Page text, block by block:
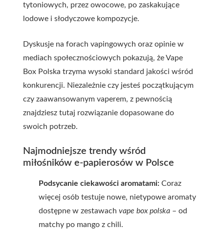
tytoniowych, przez owocowe, po zaskakujące
lodowe i słodyczowe kompozycje.
Dyskusje na forach vapingowych oraz opinie w
mediach społecznościowych pokazują, że Vape
Box Polska trzyma wysoki standard jakości wśród
konkurencji. Niezależnie czy jesteś początkującym
czy zaawansowanym vaperem, z pewnością
znajdziesz tutaj rozwiązanie dopasowane do
swoich potrzeb.
Najmodniejsze trendy wśród
miłośników e-papierosów w Polsce
Podsycanie ciekawości aromatami: Coraz
więcej osób testuje nowe, nietypowe aromaty
dostępne w zestawach vape box polska – od
matchy po mango z chili.